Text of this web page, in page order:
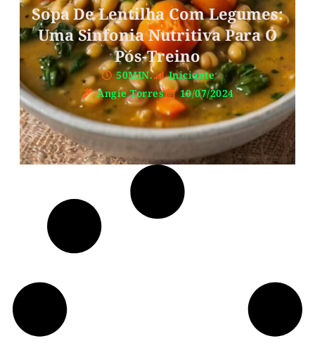
Sopa De Lentilha Com Legumes:
Uma Sinfonia Nutritiva Para O
Pós-Treino
50MIN.
Iniciante
Angie Torres
10/07/2024